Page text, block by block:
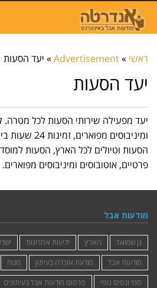
ראשי »
Advertisement
» יעד הסעות
יעד הסעות
יעד מפעילה שירותי הסעות לכל מטרה.
ומיניבוסים מפוארים, זמינות 24 שעות ביממה.
הסעות וטיולים לכל הארץ, הסעות
פרטיים, אוטובוסים ומיניבוסים מפוארים.
מודעות אבל
גן שמואל הארץ ידיעות אחרונות
מודעות אבל
מודעת אזכרה בעיתון מנוח
סמי ונסים נופי
פרסום מודעות אבל בעיתונים